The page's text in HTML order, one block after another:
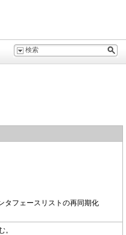
タフェースリストの再同期化
。